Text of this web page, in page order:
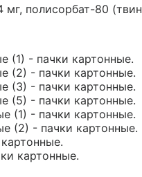
мг, полисорбат-80
(1) - пачки картонные.
(2) - пачки картонные.
(3) - пачки картонные.
(5) - пачки картонные.
(1) - пачки картонные.
(2) - пачки картонные.
картонные.